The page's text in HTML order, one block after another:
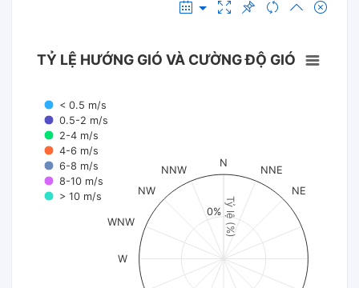
Tỷ lệ (%)
TỶ LỆ HƯỚNG GIÓ VÀ CƯỜNG ĐỘ GIÓ
< 0.5 m/s
0.5-2 m/s
2-4 m/s
4-6 m/s
6-8 m/s
8-10 m/s
> 10 m/s
N
NNE
NE
W
WNW
NW
NNW
0%